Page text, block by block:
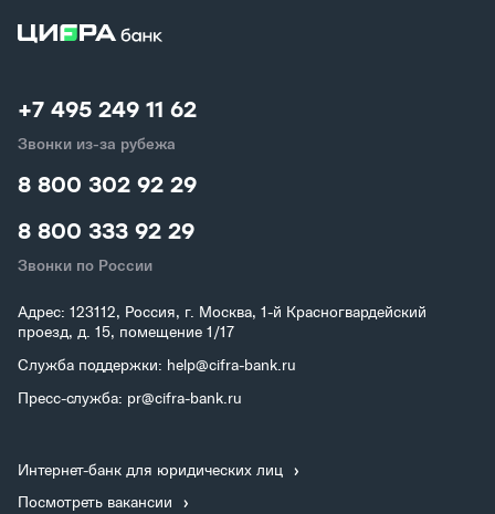
+7 495 249 11 62
Звонки из-за рубежа
8 800 302 92 29
8 800 333 92 29
Звонки по России
Адрес: 123112, Россия, г. Москва, 1-й Красногвардейский
проезд, д. 15, помещение 1/17
Служба поддержки: help@cifra-bank.ru
Пресс-служба: pr@cifra-bank.ru
Интернет-банк для юридических лиц
Посмотреть вакансии